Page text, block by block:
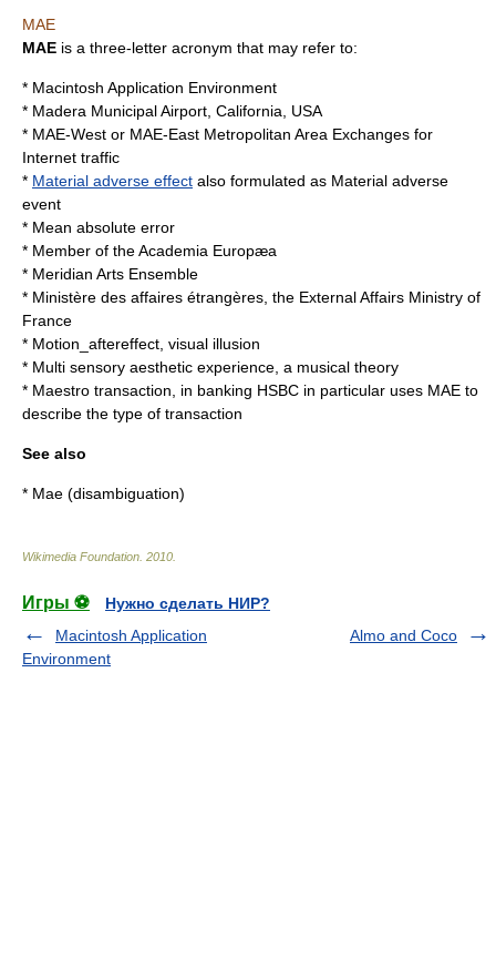
MAE
MAE is a three-letter acronym that may refer to:
* Macintosh Application Environment
* Madera Municipal Airport , California, USA
* MAE-West or MAE-East Metropolitan Area Exchanges for
Internet traffic
* Material adverse effect also formulated as Material adverse
event
* Mean absolute error
* Member of the Academia Europæa
* Meridian Arts Ensemble
* Ministère des affaires étrangères , the External Affairs Ministry of
France
* Motion_aftereffect , visual illusion
* Multi sensory aesthetic experience , a musical theory
* Maestro transaction , in banking HSBC in particular uses MAE to
describe the type of transaction
See also
* Mae (disambiguation)
Wikimedia Foundation 2010
Игры ⚽
Нужно сделать НИР?
Macintosh Application
Environment
Almo and Coco